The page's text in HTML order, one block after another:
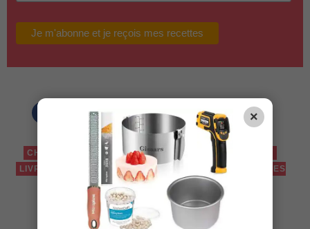
CHOCOLAT CHRISTELLE HUET-GOMEZ
LIVRES
LIVRES DE CUISINE MARABOUT
SPHÈRES
EN CHOCOLAT
×